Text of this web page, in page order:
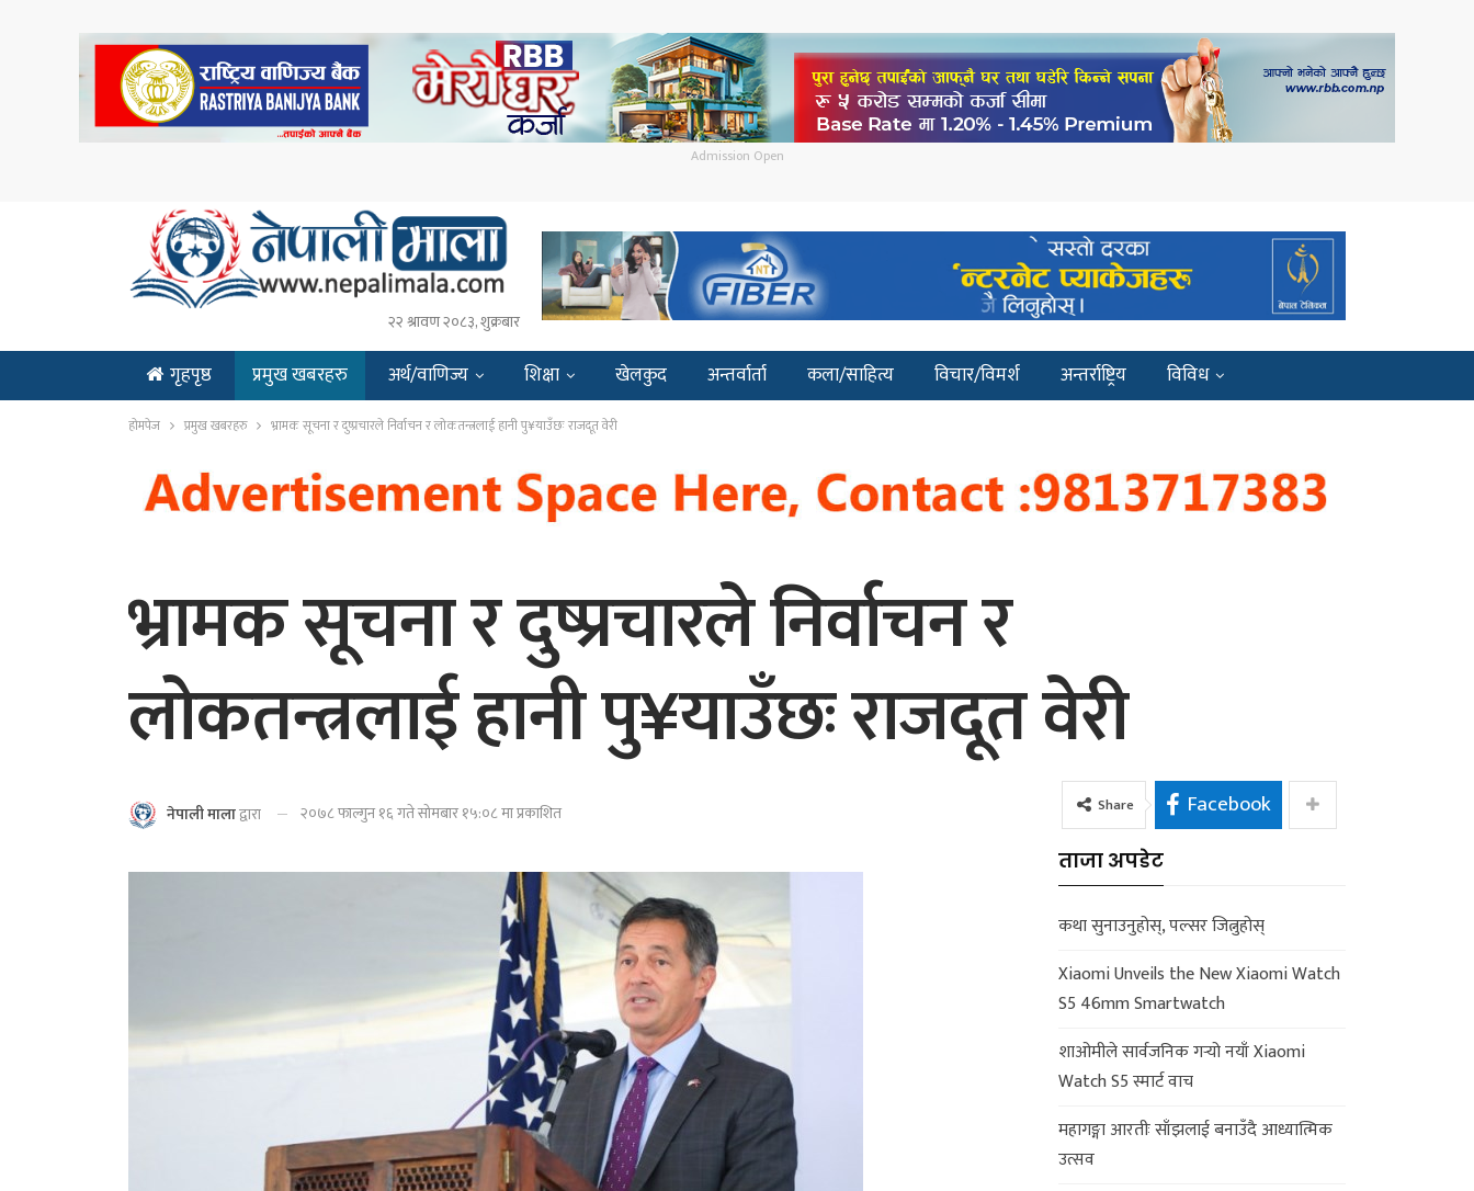
Admission Open
२२ श्रावण २०८३, शुक्रबार
गृहपृष्ठ प्रमुख खबरहरु अर्थ/वाणिज्य शिक्षा खेलकुद अन्तर्वार्ता कला/साहित्य विचार/विमर्श अन्तर्राष्ट्रिय
विविध
ENGLISH
होमपेज प्रमुख खबरहरु भ्रामक सूचना र दुष्प्रचारले निर्वाचन र लोकतन्त्रलाई हानी पु¥याउँछः राजदूत वेरी
भ्रामक सूचना र दुष्प्रचारले निर्वाचन र
लोकतन्त्रलाई हानी पु¥याउँछः राजदूत वेरी
नेपाली मालाद्वारा २०७८ फाल्गुन १६ गते सोमबार १५:०८ मा प्रकाशित Share Facebook
ताजा अपडेट
कथा सुनाउनुहोस्, पल्सर जित्नुहोस्
Xiaomi Unveils the New Xiaomi Watch
S5 46mm Smartwatch
शाओमीले सार्वजनिक गर्‍यो नयाँ Xiaomi
Watch S5 स्मार्ट वाच
महागङ्गा आरतीः साँझलाई बनाउँदै आध्यात्मिक
उत्सव